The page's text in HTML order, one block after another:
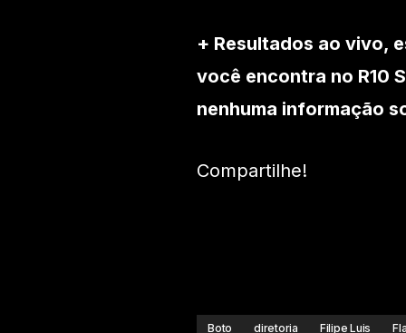
+ Resultados ao vivo,
você encontra no R10
nenhuma informação
Compartilhe!
Boto diretoria Filipe Luis